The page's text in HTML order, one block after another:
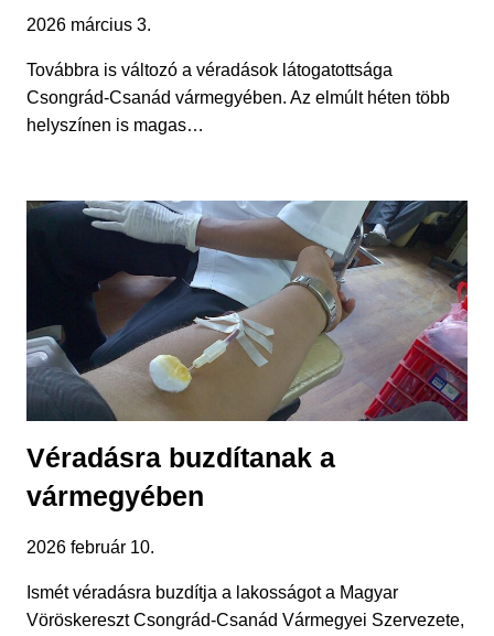
2026 március 3.
Továbbra is változó a véradások látogatottsága
Csongrád-Csanád vármegyében. Az elmúlt héten több
helyszínen is magas…
Véradásra buzdítanak a
vármegyében
2026 február 10.
Ismét véradásra buzdítja a lakosságot a Magyar
Vöröskereszt Csongrád-Csanád Vármegyei Szervezete,